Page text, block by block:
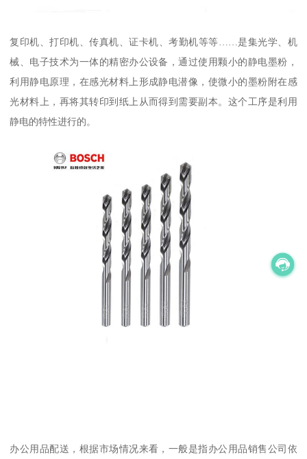
复印机、打印机、传真机、证卡机、考勤机等等……是集光学、机
械、电子技术为一体的精密办公设备，通过使用颗小的静电墨粉，
利用静电原理，在感光材料上形成静电潜像，使微小的墨粉附在感
光材料上，再将其转印到纸上从而得到需要副本。这个工序是利用
静电的特性进行的。
办公用品配送，根据市场情况来看，一般是指办公用品销售公司依